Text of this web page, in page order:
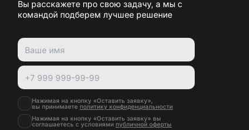
Вы расскажете про свою задачу, а мы с
командой подберем лучшее решение
Нажимая на кнопку «Оставить заявку»,
вы принимаете политику конфиденциальности
Нажимая на кнопку «Оставить заявку» вы
соглашаетесь с условиями публичной оферты